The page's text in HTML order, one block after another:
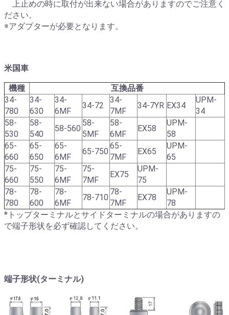
上止めの時に取付が出来ない場合がありますのでご注意く
ださい。
※アダプターが必要となります。
米国車
機種
互換品番
34-
780
34-
630
34-
6MF
34-72
34-
7MF
34-7YR EX34
UPM-
34
58-
530
58-
540
58-560
58-
5MF
58-
6MF
EX58
UPM-
58
65-
660
65-
650
65-
6MF
65-750
65-
7MF
EX65
UPM-
65
75-
660
75-
550
75-
6MF
75-
7MF
EX75
UPM-
75
78-
780
78-
600
78-
6MF
78-710
78-
7MF
EX78
UPM-
78
*トップターミナルとサイドターミナルの場合がありますの
で端子形状を必ず確認してください。
端子形状(ターミナル)